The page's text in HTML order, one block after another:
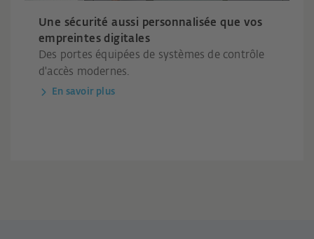
Une sécurité aussi personnalisée que vos
empreintes digitales
Des portes équipées de systèmes de contrôle
d'accès modernes.
En savoir plus